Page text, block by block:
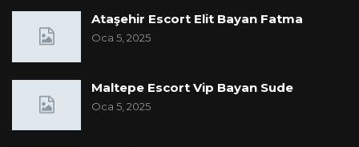
Ataşehir Escort Elit Bayan Fatma
Oca 5, 2025
Maltepe Escort Vip Bayan Sude
Oca 5, 2025